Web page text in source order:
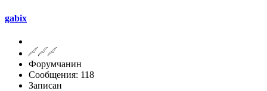
gabix
Форумчанин
Сообщения: 118
Записан